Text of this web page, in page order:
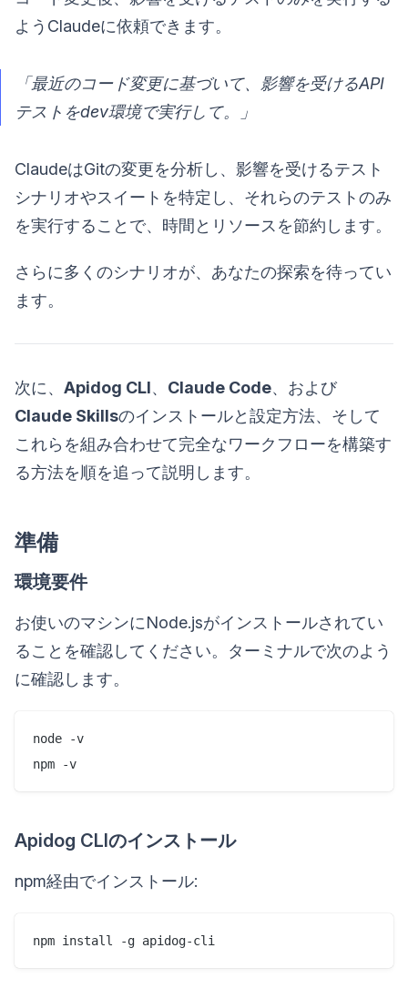
ようClaudeに依頼できます。
「最近のコード変更に基づいて、影響を受けるAPI
テストをdev環境で実行して。」
ClaudeはGitの変更を分析し、影響を受けるテスト
シナリオやスイートを特定し、それらのテストのみ
を実行することで、時間とリソースを節約します。
さらに多くのシナリオが、あなたの探索を待ってい
ます。
次に、 Apidog CLI、 Claude Code、および
Claude Skillsのインストールと設定方法、そして
これらを組み合わせて完全なワークフローを構築す
る方法を順を追って説明します。
準備
環境要件
お使いのマシンにNode.jsがインストールされてい
ることを確認してください。ターミナルで次のよう
に確認します。
node -v
npm -v
Apidog CLIのインストール
npm経由でインストール:
npm install -g apidog-cli